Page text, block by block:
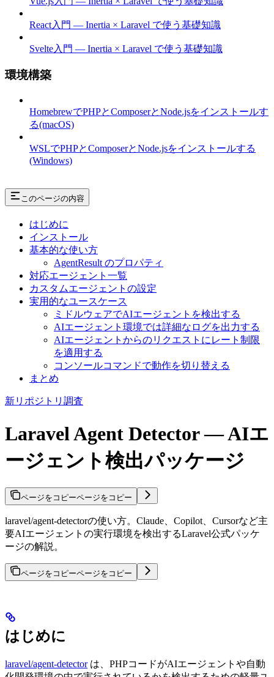
React入門 — Inertia × Laravel で使う基礎知識
Svelte入門 — Inertia × Laravel で使う基礎知識
環境構築
HomebrewでPHPとComposerとNode.jsをインストールす
る(macOS)
WSLでPHPとComposerとNode.jsをインストールする
(Windows)
このページの内容
はじめに
インストール
基本的な使い方
AgentResult のプロパティ
対応エージェント一覧
カスタムエージェントの設定
実用的なユースケース
ミドルウェアでAIエージェントを検出する
AIエージェント環境では詳細なログを出力する
AIエージェントからのリクエストにレート制限
を適用する
コンソールコマンドで動作を切り替える
まとめ
新リポジトリ調査
Laravel Agent Detector — AIエ
ージェント検出パッケージ
ページをコピーページをコピー
laravel/agent-detectorの使い方。Claude、Copilot、Cursorなど主
要AIエージェントの実行環境を検出するLaravel公式パッケ
ージの解説。
ページをコピーページをコピー
はじめに
laravel/agent-detectorは、PHPコードがAIエージェントや自動